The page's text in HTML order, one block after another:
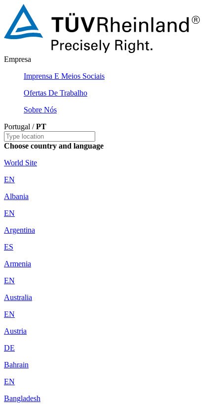
Empresa
Imprensa E Meios Sociais
Ofertas De Trabalho
Sobre Nós
Portugal /PT
Choose country and language
World Site
EN
Albania
EN
Argentina
ES
Armenia
EN
Australia
EN
Austria
DE
Bahrain
EN
Bangladesh